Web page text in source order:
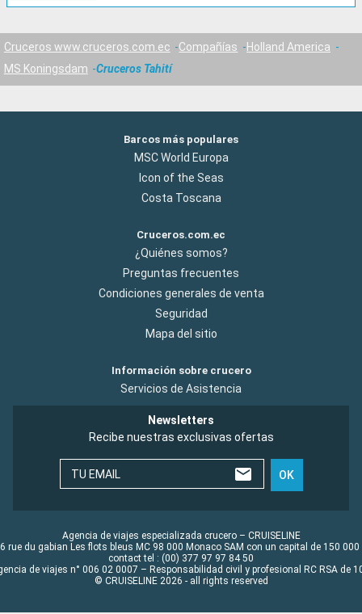
Cruceros www.cruceros.com.ec Compañías
Holland America
MS Koningsdam
Cruceros Tahití
Barcos más populares
MSC World Europa
Icon of the Seas
Costa Toscana
Cruceros.com.ec
¿Quiénes somos?
Preguntas frecuentes
Condiciones generales de venta
Seguridad
Mapa del sitio
Información sobre crucero
Servicios de Asistencia
Newsletters
Recibe nuestras exclusivas ofertas
TU EMAIL OK
Agencia de viajes especializada crucero – CRUISELINE
rue du gabian Les flots bleus MC 98 000 Monaco SAM con un capital de 150 000
contact tel : (00) 377 97 97 84 50
de viajes n° 006 02 0007 – Responsabilidad civil y profesional RC RSA de
© CRUISELINE 2026 - all rights reserved